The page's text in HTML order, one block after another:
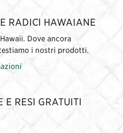
RADICI HAWAIANE
Dove ancora
i nostri prodotti.
E RESI GRATUITI